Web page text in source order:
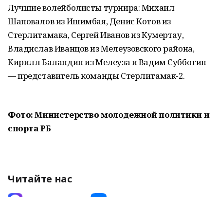
Лучшие волейболисты турнира: Михаил
Шаповалов из Ишимбая, Денис Котов из
Стерлитамака, Сергей Иванов из Кумертау,
Владислав Иванцов из Мелеузовского района,
Кирилл Баландин из Мелеуза и Вадим Субботин
— представитель команды Стерлитамак-2.
Фото: Министерство молодежной политики и
спорта РБ
Читайте нас